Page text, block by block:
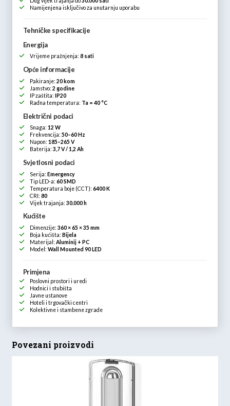
Namijenjena isključivo za unutarnju uporabu
Tehničke specifikacije
Energija
Vrijeme pražnjenja: 8 sati
Opće informacije
Pakiranje: 20 kom
Jamstvo: 2 godine
IP zaštita: IP20
Radna temperatura: Ta = 40 °C
Električni podaci
Snaga: 12 W
Frekvencija: 50–60 Hz
Napon: 185–265 V
Baterija: 3,7 V / 1,2 Ah
Svjetlosni podaci
Serija: Emergency
Tip LED-a: 60 SMD
Temperatura boje (CCT): 6400 K
CRI: 80
Vijek trajanja: 30.000 h
Kućište
Dimenzije: 360 × 65 × 35 mm
Boja kućišta: Bijela
Materijal: Aluminij + PC
Model: Wall Mounted 90 LED
Primjena
Poslovni prostori i uredi
Hodnici i stubišta
Javne ustanove
Hoteli i trgovački centri
Kolektivne i stambene zgrade
Povezani proizvodi